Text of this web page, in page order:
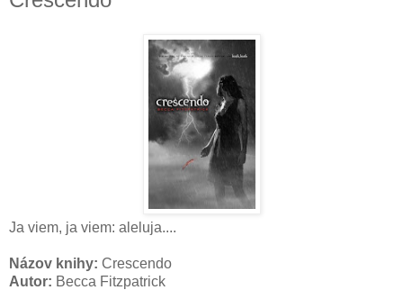
Ja viem, ja viem: aleluja....
Názov knihy: Crescendo
Autor: Becca Fitzpatrick